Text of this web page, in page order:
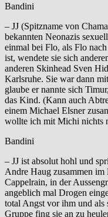
Bandini
– JJ (Spitzname von
bekannten Neonazis
einmal bei Flo, als Flo
ist, wendete sie sich
anderen Skinhead Sven
Karlsruhe. Sie war dann
glaube er nannte sich
das Kind. (Kann auch
einem Michael Elsner
wollte ich mit Michi nichts
Bandini
– JJ ist absolut hohl und
Andre Haug zusammen
Cappelrain, in der
angeblich mal Drogen
total Angst vor ihm und
Gruppe fing sie an zu